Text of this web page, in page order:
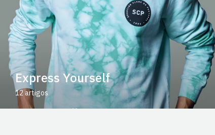
Express Yourself
12 artigos